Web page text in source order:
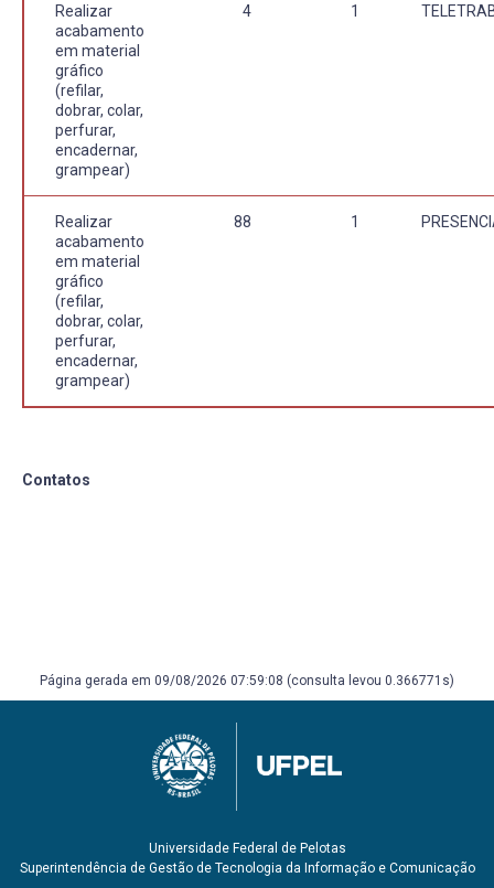
Realizar
acabamento
em material
gráfico
(refilar,
dobrar, colar,
perfurar,
encadernar,
grampear)
4 1
Realizar
acabamento
em material
gráfico
(refilar,
dobrar, colar,
perfurar,
encadernar,
grampear)
88 1
Contatos
Página gerada em 09/08/2026 07:59:08 (consulta levou 0.366771s)
Universidade Federal de Pelotas
Superintendência de Gestão de Tecnologia da Informação e Comunicação